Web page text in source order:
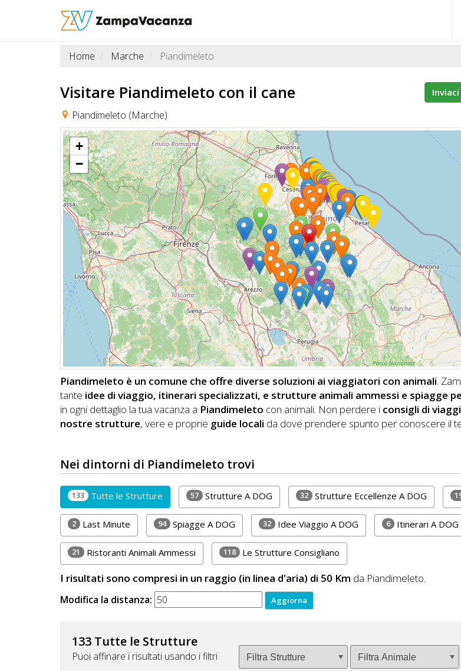
STRUTTURE
LUOGHI
OFFERTE
CHIEDI
CODICE
Video
Tutorial
Lavora
Inserisci
Home Marche Piandimeleto
Visitare Piandimeleto con il cane
Piandimeleto (Marche)
+
−
Piandimeleto è un comune che offre diverse soluzioni ai viaggiatori con animali.
tante idee di viaggio, itinerari specializzati, e strutture animali ammessi e spiagge
in ogni dettaglio la tua vacanza a Piandimeleto con animali. Non perdere i consigli di
nostre strutture, vere e proprie guide locali da dove prendere spunto per conoscere il
Nei dintorni di Piandimeleto trovi
133 Tutte le Strutture 57 Strutture A DOG 32 Strutture Eccellenze A DOG
2 Last Minute 94 Spiagge A DOG 32 Idee Viaggio A DOG 6 Itinerari A DOG
21 Ristoranti Animali Ammessi 118 Le Strutture Consigliano
I risultati sono compresi in un raggio (in linea d'aria) di 50 Km da Piandimeleto.
Modifica la distanza:
133 Tutte le Strutture
Puoi affinare i risultati usando i filtri